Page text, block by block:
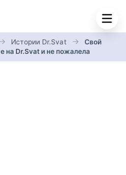
Истории Dr.Svat
Свой
на Dr.Svat и не пожалела